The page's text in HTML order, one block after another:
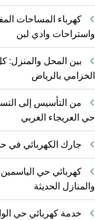
كهرباء المساحات
واستراحات وادي لبن
بين المحل
الخزامي بالرياض
من التأسيس إلى
حي العريجاء الغربي
جارك الكهربائي في
كهربائي حي
والمنازل الحديثة
خدمة كهربائي حي الوادي